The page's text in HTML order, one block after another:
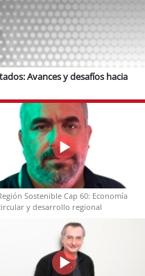
Avances y desafíos hacia
Sostenible Cap 60: Economía
y desarrollo regional